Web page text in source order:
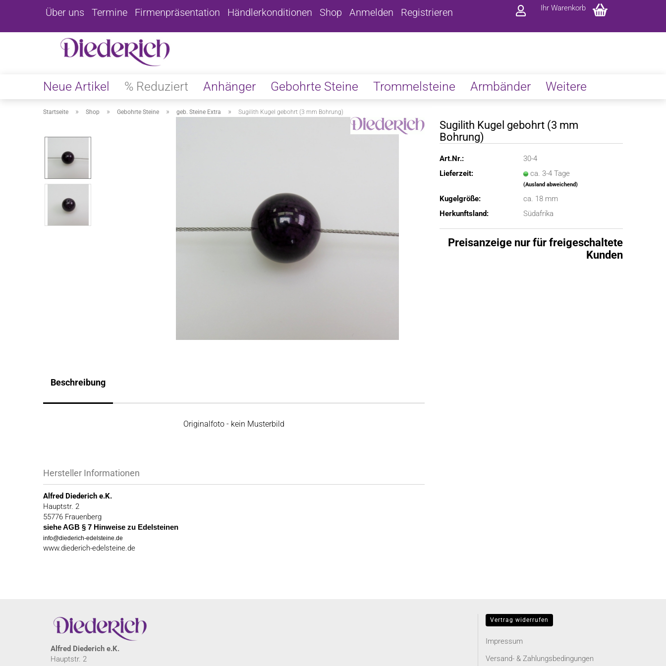
Über uns Termine Firmenpräsentation Händlerkonditionen Shop Anmelden Registrieren Ihr Warenkorb
Neue Artikel % Reduziert Anhänger Gebohrte Steine Trommelsteine Armbänder Weitere
Startseite » Shop » Gebohrte Steine » geb. Steine Extra » Sugilith Kugel gebohrt (3 mm Bohrung)
Sugilith Kugel gebohrt (3 mm
Bohrung)
Art.Nr.:
30-4
Lieferzeit:
ca. 3-4 Tage
(Ausland abweichend)
Kugelgröße:
ca. 18 mm
Herkunftsland:
Südafrika
Preisanzeige nur für freigeschaltete
Kunden
Beschreibung
Originalfoto - kein Musterbild
Hersteller Informationen
Alfred Diederich e.K.
Hauptstr. 2
55776 Frauenberg
siehe AGB § 7 Hinweise zu Edelsteinen
info@diederich-edelsteine.de
www.diederich-edelsteine.de
Alfred Diederich e.K.
Hauptstr. 2
Vertrag widerrufen
Impressum
Versand- & Zahlungsbedingungen